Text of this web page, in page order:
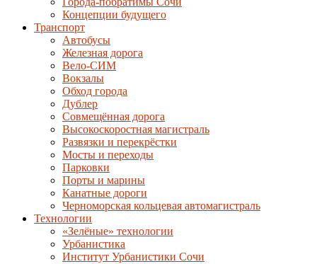
Концепции будущего
Транспорт
Автобусы
Железная дорога
Вело-СИМ
Вокзалы
Обход города
Дублер
Совмещённая дорога
Высокоскоростная магистраль
Развязки и перекрёстки
Мосты и переходы
Парковки
Порты и марины
Канатные дороги
Черноморская кольцевая автомагистраль
Технологии
«Зелёные» технологии
Урбанистика
Институт Урбанистики Сочи